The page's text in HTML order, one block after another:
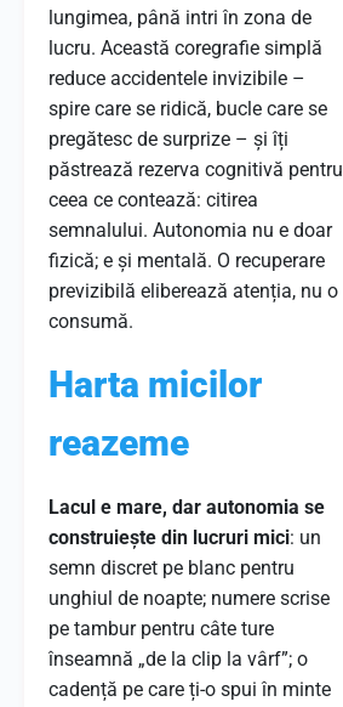
lungimea, până intri în zona de
lucru. Această coregrafie simplă
reduce accidentele invizibile –
spire care se ridică, bucle care se
pregătesc de surprize – și îți
păstrează rezerva cognitivă pentru
ceea ce contează: citirea
semnalului. Autonomia nu e doar
fizică; e și mentală. O recuperare
previzibilă eliberează atenția, nu o
consumă.
Harta micilor
reazeme
Lacul e mare, dar autonomia se
construiește din lucruri mici: un
semn discret pe blanc pentru
unghiul de noapte; numere scrise
pe tambur pentru câte ture
înseamnă „de la clip la vârf”; o
cadență pe care ți-o spui în minte